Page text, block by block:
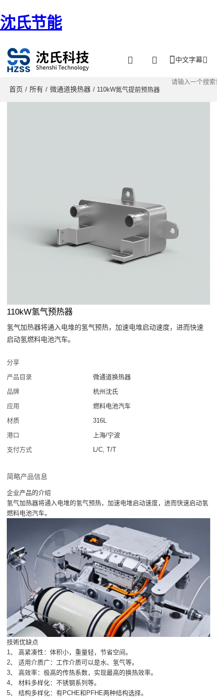
沈氏节能
中文字幕
首页 / 所有 / 微通道换热器 / 110kW氮气提前预热器
110kW氢气预热器
氢气加热器将通入电堆的氢气预热，加速电堆启动速度，进而快速
启动氢燃料电池汽车。
分享
产品目录
微通道换热器
品牌
杭州沈氏
应用
燃料电池汽车
材质
316L
港口
上海/宁波
支付方式
L/C, T/T
简略产品信息
企业产品的介绍
氢气加热器将通入电堆的氢气预热，加速电堆启动速度，进而快速启动氢
燃料电池汽车。
技術优缺点
1、 高紧凑性：体积小，重量轻，节省空间。
2、 适用介质广：工作介质可以是水、氢气等。
3、 高效率：极高的传热系数，实现最高的换热效率。
4、 材料多样化：不锈钢系列等。
5、 结构多样化：有PCHE和PFHE两种结构选择。